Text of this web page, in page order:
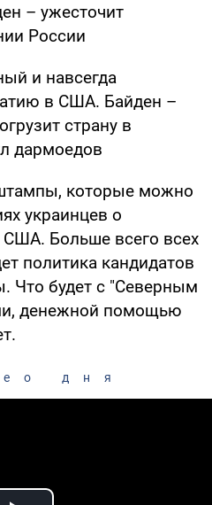
– ужесточит
России
и навсегда
в США. Байден –
страну в
дармоедов
которые можно
украинцев о
Больше всего всех
политика кандидатов
Что будет с "Северным
денежной помощью
дня